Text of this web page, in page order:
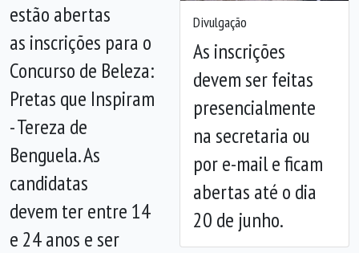
Divulgação
As inscrições
devem ser feitas
presencialmente
na secretaria ou
por e-mail e ficam
abertas até o dia
20 de junho.
Anterior
estão abertas
as inscrições para o
Concurso de Beleza:
Pretas que Inspiram
- Tereza de
Benguela. As
candidatas
devem ter entre 14
e 24 anos e ser